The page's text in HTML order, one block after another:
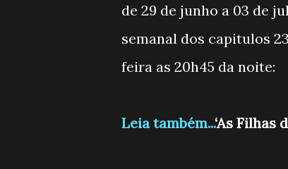
de 29 de junho a 03 de
semanal dos capitulos
feira as 20h45 da noite:
Leia também...‘As Filhas